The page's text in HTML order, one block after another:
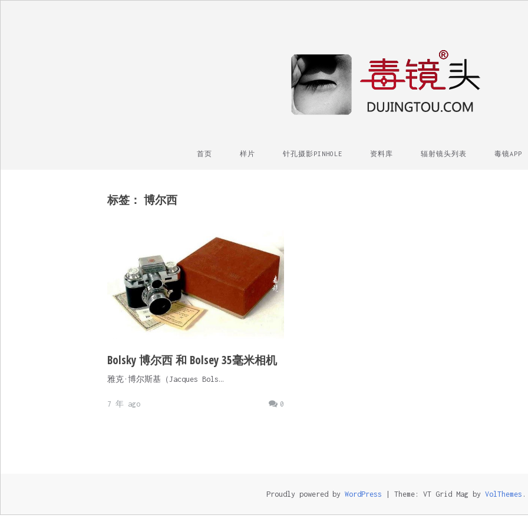
首页 样片 针孔摄影PINHOLE 资料库 辐射镜头列表 毒镜APP
标签： 博尔西
Bolsky 博尔西 和 Bolsey 35毫米相机
雅克·博尔斯基（Jacques Bols…
0
7 年 ago
Proudly powered by WordPress Theme: VT Grid Mag by VolThemes .